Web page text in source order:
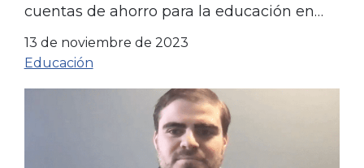
cuentas de ahorro para la educación en
Texas
13 de noviembre de 2023
Educación